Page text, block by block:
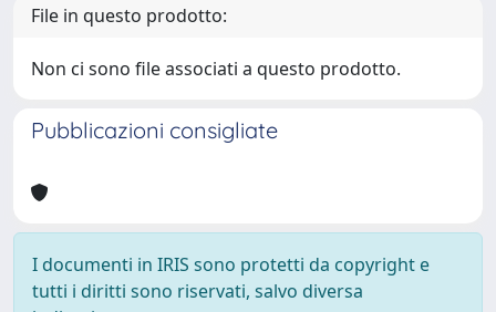
File in questo prodotto:
Non ci sono file associati a questo prodotto.
Pubblicazioni consigliate
I documenti in IRIS sono protetti da copyright e
tutti i diritti sono riservati, salvo diversa